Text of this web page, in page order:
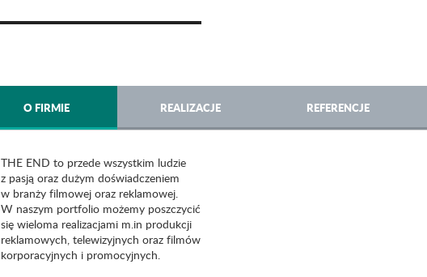
O FIRMIE REALIZACJE REFERENCJE
THE END to przede wszystkim ludzie
z pasją oraz dużym doświadczeniem
w branży filmowej oraz reklamowej.
W naszym portfolio możemy poszczycić
się wieloma realizacjami m.in produkcji
reklamowych, telewizyjnych oraz filmów
korporacyjnych i promocyjnych.